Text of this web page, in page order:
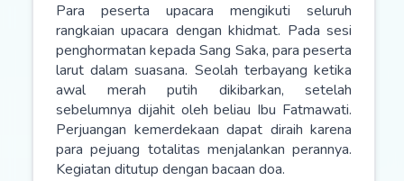
Para peserta upacara mengikuti seluruh
rangkaian upacara dengan khidmat. Pada sesi
penghormatan kepada Sang Saka, para peserta
larut dalam suasana. Seolah terbayang ketika
awal merah putih dikibarkan, setelah
sebelumnya dijahit oleh beliau Ibu Fatmawati.
Perjuangan kemerdekaan dapat diraih karena
para pejuang totalitas menjalankan perannya.
Kegiatan ditutup dengan bacaan doa.